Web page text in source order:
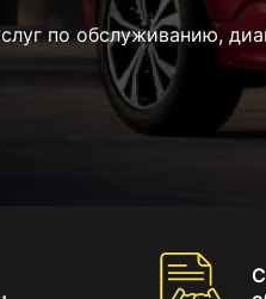
по обслуживанию,